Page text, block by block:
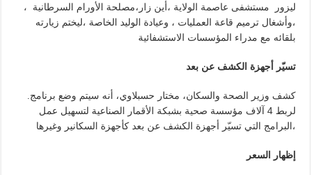
، ليزور مستشفى عاصمة الولاية ،أين زار،مصلحة الأورام السرطانية
،وأشغال ترميم قاعة العمليات ، وعيادة الوليد الخاصة ،ليختم زيارته
بلقائه مع مدراء المؤسسات الاستشفائية
تسيّر أجهزة الكشف عن بعد
لربط 4 آلاف مؤسسة صحية بشبكة الأقمار الصناعية لتسهيل عمل
البرامج التي تسيّر أجهزة الكشف عن بعد كأجهزة السكانير وغيرها،
إظهار السعر